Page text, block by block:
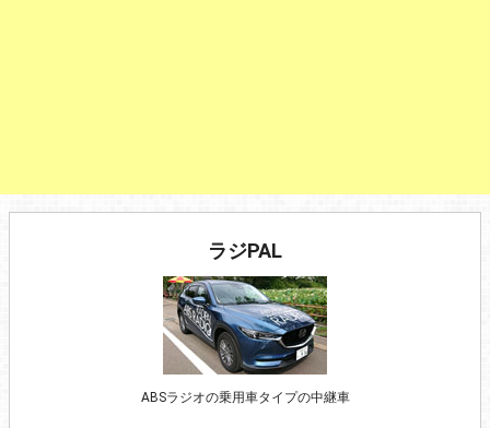
ラジPAL
ABSラジオの乗用車タイプの中継車